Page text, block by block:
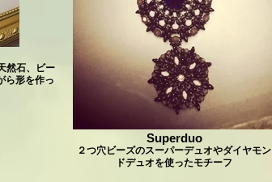
然石、ビー
ら形を作っ
Superduo
２つ穴ビーズのスーパーデュオやダイヤモン
ドデュオを使ったモチーフ